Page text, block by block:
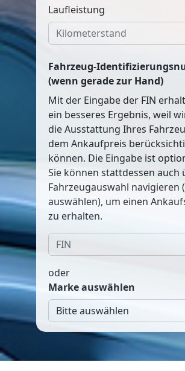
Laufleistung
Fahrzeug-
(wenn gerade zur Hand)
Mit der Eingabe der FIN
ein besseres Ergebnis, weil
die Ausstattung Ihres
dem Ankaufpreis
können. Die Eingabe ist
Sie können stattdessen auch
Fahrzeugauswahl navigieren
auswählen), um einen
zu erhalten.
oder
Marke auswählen